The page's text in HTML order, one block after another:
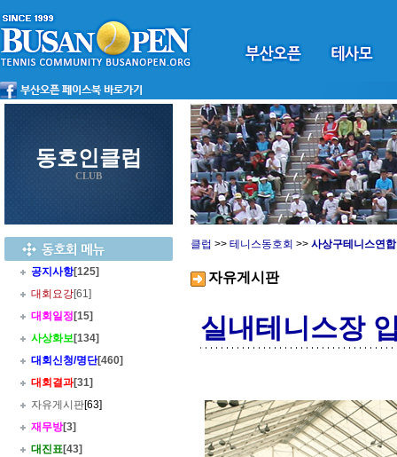
동호인클럽
CLUB
공지사항[125]
대회요강[61]
대회일정 [15]
사상화보[134]
대회신청/명단[460]
대회결과[31]
자유게시판[63]
재무방[3]
대진표[43]
클럽 >> 테니스동호회 >> 사상구테니스연
자유게시판
실내테니스장